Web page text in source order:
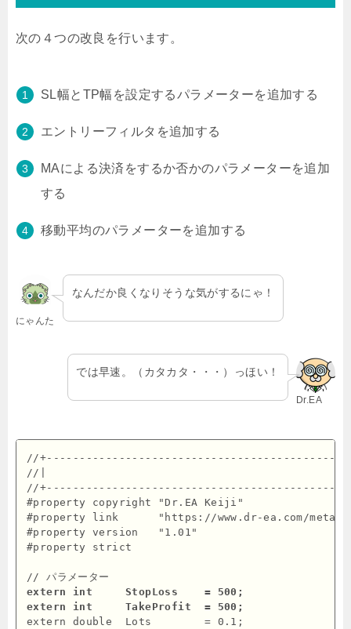
次の４つの改良を行います。
SL幅とTP幅を設定するパラメーターを追加する
エントリーフィルタを追加する
MAによる決済をするか否かのパラメーターを追加
する
移動平均のパラメーターを追加する
にゃんた
なんだか良くなりそうな気がするにゃ！
Dr.EA
では早速。（カタカタ・・・）っほい！
//
//|
//
#property copyright "Dr.EA Keiji"
#property link      "https://www.dr-ea.com/meta-
#property version   "1.01"
#property strict
extern int     StopLoss    = 500;
extern int     TakeProfit  = 500;
extern double  Lots        = 0.1;